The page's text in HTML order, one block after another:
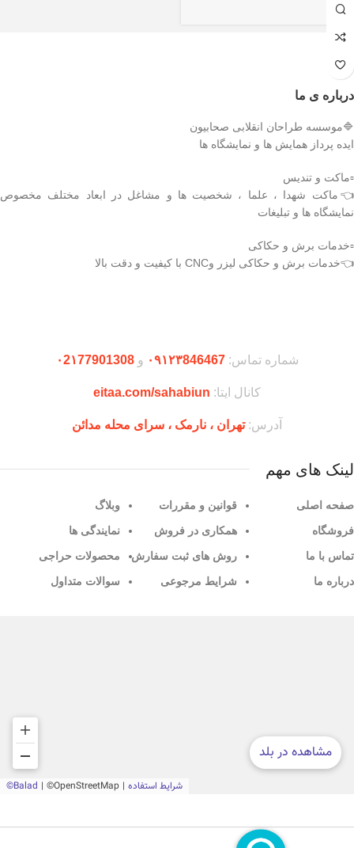
کاملی
درباره ی ما
🔷موسسه طراحان انقلابی صحابیون
ایده پرداز همایش ها و نمایشگاه ها
▫️ماکت و تندیس
👈ماکت شهدا ، علما ، شخصیت ها و مشاغل در ابعاد مختلف مخصوص
نمایشگاه ها و تبلیغات
▫️خدمات برش و حکاکی
👈خدمات برش و حکاکی لیزر وCNC با کیفیت و دقت بالا
شماره تماس:۰۹۱۲۳846467 و۰2۱77901308
کانال ایتا: eitaa.com/sahabiun
آدرس:تهران ،‌ نارمک ، سرای محله مدائن
لینک های مهم
صفحه اصلی
فروشگاه
تماس با ما
درباره ما
قوانین و مقررات
همکاری در فروش
روش های ثبت سفارش
شرایط مرجوعی
وبلاگ
نمایندگی ها
محصولات حراجی
سوالات متداول